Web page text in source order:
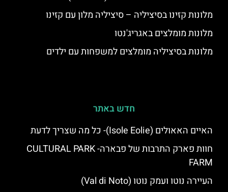
מלונות קזינו בסיציליה – סיציליה מלון עם קזינו
מלונות מומלצים באגריג'נטו
מלונות בסיציליה מומלצים למשפחות עם ילדים
חדש באתר
האיים האאולים (Isole Eolie)- כל מה שצריך לדעת
חוות פארק התרבות של פבארה- CULTURAL PARK
FARM
העיירה נוטו ועמק נוטו (Val di Noto)